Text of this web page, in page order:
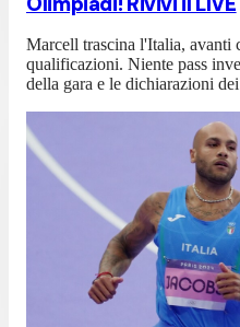
Marcell trascina l'Italia, avanti
qualificazioni. Niente pass
della gara e le dichiarazioni